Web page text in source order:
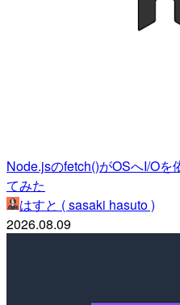
Node.jsのfetch()がOSへI/O
てみた
はすと ( sasaki hasuto )
2026.08.09